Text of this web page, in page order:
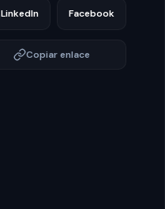
LinkedIn Facebook
Copiar enlace